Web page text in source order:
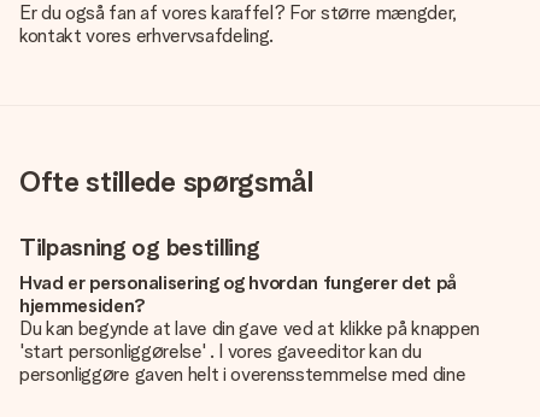
Er du også fan af vores karaffel? For større mængder,
kontakt vores erhvervsafdeling.
Ofte stillede spørgsmål
Tilpasning og bestilling
Hvad er personalisering og hvordan fungerer det på
hjemmesiden?
Du kan begynde at lave din gave ved at klikke på knappen
'start personliggørelse' . I vores gaveeditor kan du
personliggøre gaven helt i overensstemmelse med dine